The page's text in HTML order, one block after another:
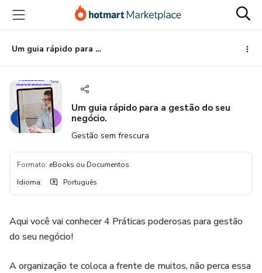
para
conteúdo
principal
para
pagamento
para
rodapé
Um guia rápido para a gestão do seu negócio.
Um guia rápido para a gestão do seu
negócio.
Gestão sem frescura
Formato: eBooks ou Documentos
Idioma: Português
Aqui você vai conhecer 4 Práticas poderosas para gestão
do seu negócio!
A organização te coloca a frente de muitos, não perca essa